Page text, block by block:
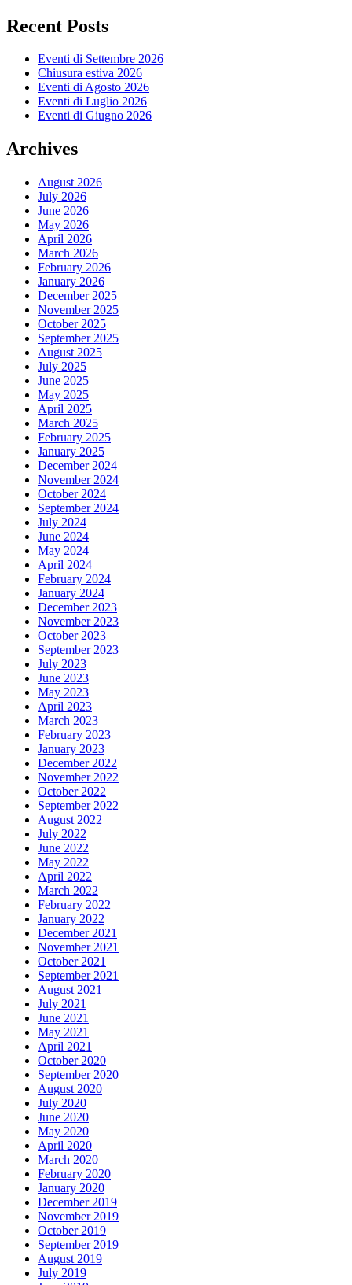
Recent Posts
Eventi di Settembre 2026
Chiusura estiva 2026
Eventi di Agosto 2026
Eventi di Luglio 2026
Eventi di Giugno 2026
Archives
August 2026
July 2026
June 2026
May 2026
April 2026
March 2026
February 2026
January 2026
December 2025
November 2025
October 2025
September 2025
August 2025
July 2025
June 2025
May 2025
April 2025
March 2025
February 2025
January 2025
December 2024
November 2024
October 2024
September 2024
July 2024
June 2024
May 2024
April 2024
February 2024
January 2024
December 2023
November 2023
October 2023
September 2023
July 2023
June 2023
May 2023
April 2023
March 2023
February 2023
January 2023
December 2022
November 2022
October 2022
September 2022
August 2022
July 2022
June 2022
May 2022
April 2022
March 2022
February 2022
January 2022
December 2021
November 2021
October 2021
September 2021
August 2021
July 2021
June 2021
May 2021
April 2021
October 2020
September 2020
August 2020
July 2020
June 2020
May 2020
April 2020
March 2020
February 2020
January 2020
December 2019
November 2019
October 2019
September 2019
August 2019
July 2019